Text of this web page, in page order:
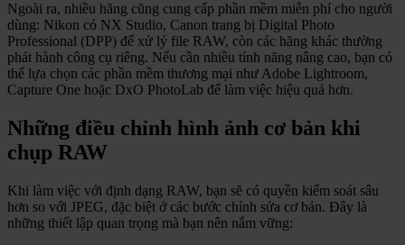
Ngoài ra, nhiều hãng cũng cung cấp phần mềm miễn phí cho người
dùng: Nikon có NX Studio, Canon trang bị Digital Photo
Professional (DPP) để xử lý file RAW, còn các hãng khác thường
phát hành công cụ riêng. Nếu cần nhiều tính năng nâng cao, bạn có
thể lựa chọn các phần mềm thương mại như Adobe Lightroom,
Capture One hoặc DxO PhotoLab để làm việc hiệu quả hơn.
Những điều chỉnh hình ảnh cơ bản khi
chụp RAW
Khi làm việc với định dạng RAW, bạn sẽ có quyền kiểm soát sâu
hơn so với JPEG, đặc biệt ở các bước chỉnh sửa cơ bản. Đây là
những thiết lập quan trọng mà bạn nên nắm vững: